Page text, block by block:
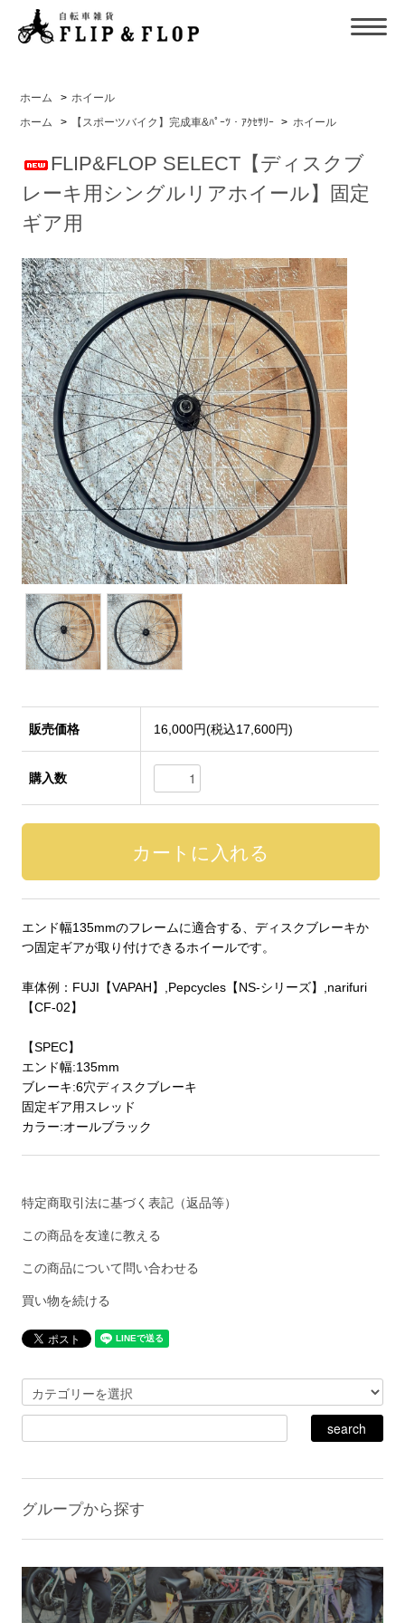
ホーム > ホイール
ホーム
> 【スポーツバイク】完成車&ﾊﾟｰﾂ・ｱｸｾｻﾘｰ > ホイール
FLIP&FLOP SELECT【ディスクブ
レーキ用シングルリアホイール】固定
ギア用
販売価格 16,000円(税込17,600円)
購入数
エンド幅135mmのフレームに適合する、ディスクブレーキか
つ固定ギアが取り付けできるホイールです。
車体例：FUJI【VAPAH】,Pepcycles【NS-シリーズ】,narifuri
【CF-02】
【SPEC】
エンド幅:135mm
ブレーキ:6穴ディスクブレーキ
固定ギア用スレッド
カラー:オールブラック
特定商取引法に基づく表記（返品等）
この商品を友達に教える
この商品について問い合わせる
買い物を続ける
グループから探す